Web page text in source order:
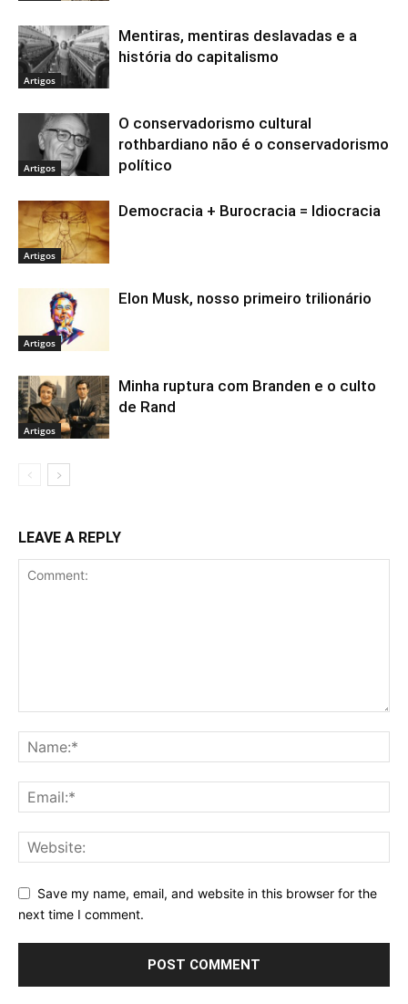
Artigos
Mentiras, mentiras deslavadas e a
história do capitalismo
Artigos
O conservadorismo cultural
rothbardiano não é o conservadorismo
político
Artigos
Democracia + Burocracia = Idiocracia
Artigos
Elon Musk, nosso primeiro trilionário
Artigos
Minha ruptura com Branden e o culto
de Rand
LEAVE A REPLY
Save my name, email, and website in this browser for the
next time I comment.